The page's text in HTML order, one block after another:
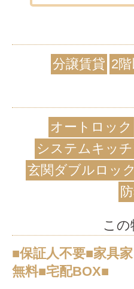
分譲賃貸 2
オートロック
システムキッ
玄関ダブルロック
こ
■保証人不要■家具
無料■宅配BOX■